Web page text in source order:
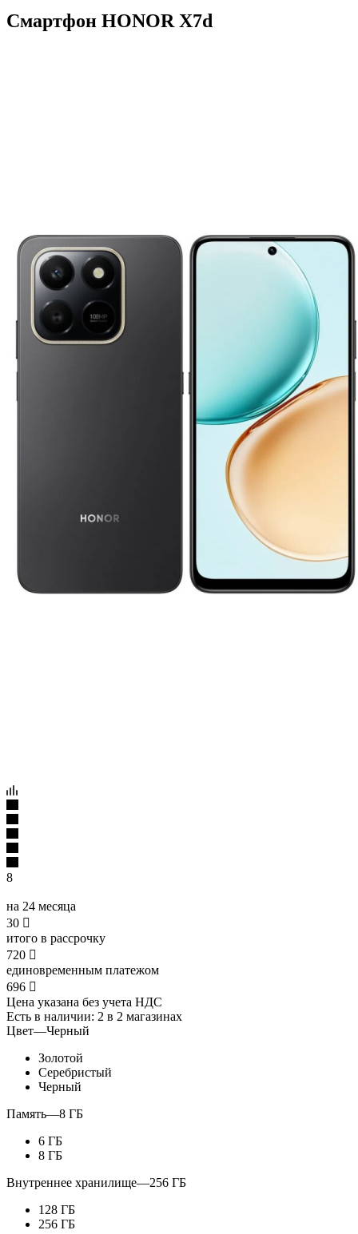
Смартфон HONOR X7d
8
на 24 месяца
30 
итого в рассрочку
720 
единовременным платежом
696 
Цена указана без учета НДС
Есть в наличии: 2 в 2 магазинах
Цвет—Черный
Золотой
Серебристый
Черный
Память—8 ГБ
6 ГБ
8 ГБ
Внутреннее хранилище—256 ГБ
128 ГБ
256 ГБ